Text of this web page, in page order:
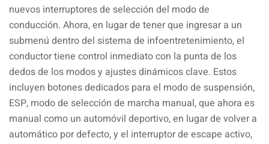
nuevos interruptores de selección del modo de
conducción. Ahora, en lugar de tener que ingresar a un
submenú dentro del sistema de infoentretenimiento, el
conductor tiene control inmediato con la punta de los
dedos de los modos y ajustes dinámicos clave. Estos
incluyen botones dedicados para el modo de suspensión,
ESP, modo de selección de marcha manual, que ahora es
manual como un automóvil deportivo, en lugar de volver a
automático por defecto, y el interruptor de escape activo,